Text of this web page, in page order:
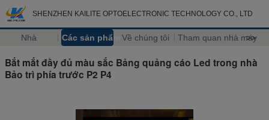
SHENZHEN KAILITE OPTOELECTRONIC TECHNOLOGY CO., LTD
Nhà Các sản phẩm Về chúng tôi Tham quan nhà máy
>>
Bắt mắt đầy đủ màu sắc Bảng quảng cáo Led trong nhà
Bảo trì phía trước P2 P4